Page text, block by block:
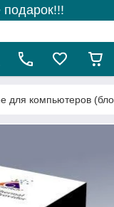
подарок!!!
для компьютеров